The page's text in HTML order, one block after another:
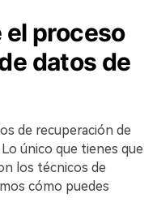
el proceso
datos de
de recuperación de
único que tienes que
los técnicos de
cómo puedes